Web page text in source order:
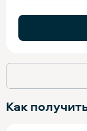
Как